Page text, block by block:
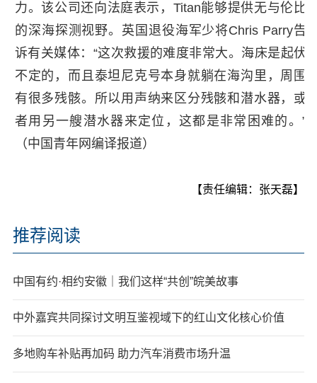
力。该公司还向法庭表示，Titan能够提供无与伦比
的深海探测视野。英国退役海军少将Chris Parry告
诉有关媒体：“这次救援的难度非常大。海床是起伏
不定的，而且泰坦尼克号本身就躺在海沟里，周围
有很多残骸。所以用声纳来区分残骸和潜水器，或
者用另一艘潜水器来定位，这都是非常困难的。”
（中国青年网编译报道）
【责任编辑：张天磊】
推荐阅读
中国有约·相约安徽｜我们这样“共创”皖美故事
中外嘉宾共同探讨文明互鉴视域下的红山文化核心价值
多地购车补贴再加码 助力汽车消费市场升温